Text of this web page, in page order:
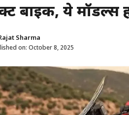
बाइक, ये मॉडल्स
Sharma
on: October 8, 2025